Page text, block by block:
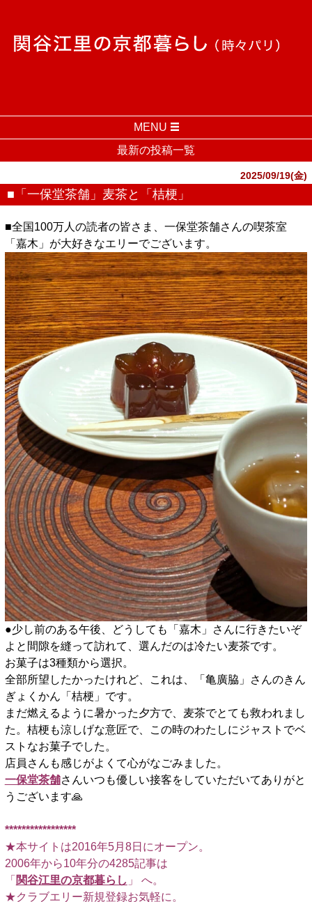
MENU
最新の投稿一覧
2025/09/19(金)
■「一保堂茶舗」麦茶と「桔梗」
■全国100万人の読者の皆さま、一保堂茶舗さんの喫茶室
「嘉木」が大好きなエリーでございます。
●少し前のある午後、どうしても「嘉木」さんに行きたいぞ
よと間隙を縫って訪れて、選んだのは冷たい麦茶です。
お菓子は3種類から選択。
全部所望したかったけれど、これは、「亀廣脇」さんのきん
ぎょくかん「桔梗」です。
まだ燃えるように暑かった夕方で、麦茶でとても救われまし
た。桔梗も涼しげな意匠で、この時のわたしにジャストでベ
ストなお菓子でした。
店員さんも感じがよくて心がなごみました。
一保堂茶舗さんいつも優しい接客をしていただいてありがと
うございます🙏
*****************
★本サイトは2016年5月8日にオープン。
2006年から10年分の4285記事は
「 関谷江里の京都暮らし 」 へ。
★クラブエリー新規登録お気軽に。